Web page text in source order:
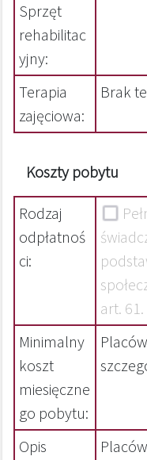
Sprzęt
rehabilitac
yjny:
Terapia
zajęciowa:
Brak
Koszty pobytu
Rodzaj
odpłatnoś
ci:
art. 61.
Minimalny
koszt
miesięczne
go pobytu:
Opis